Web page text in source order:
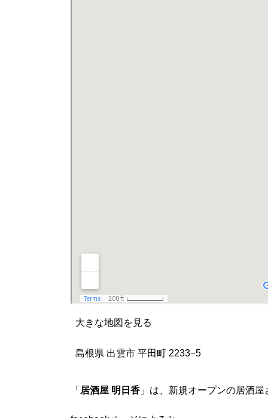
大きな地図を見る
島根県 出雲市 平田町 2233−5
「 居酒屋 明日香 」は、新規オープンの居酒屋